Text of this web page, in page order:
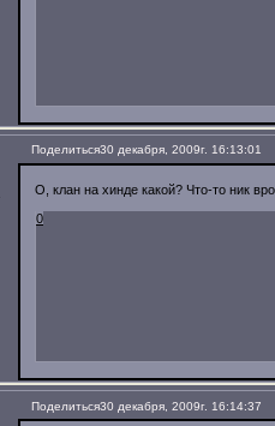
Поделиться30 декабря, 2009г. 16:13:01
О, клан на хинде какой? Что-то ник
0
Поделиться30 декабря, 2009г. 16:14:37